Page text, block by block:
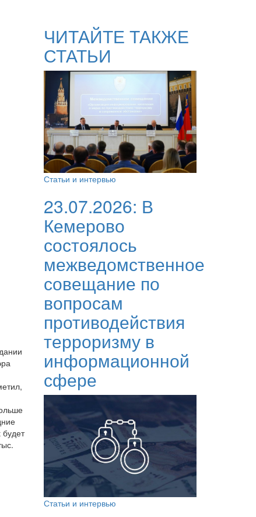
ЧИТАЙТЕ ТАКЖЕ
СТАТЬИ
Статьи и интервью
23.07.2026: В
Кемерово
состоялось
межведомственное
совещание по
вопросам
противодействия
терроризму в
информационной
сфере
Статьи и интервью